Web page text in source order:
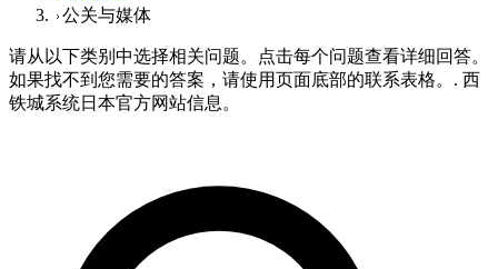
公关与媒体
请从以下类别中选择相关问题。点击每个问题查看详细回答。
如果找不到您需要的答案，请使用页面底部的联系表格。. 西
铁城系统日本官方网站信息。